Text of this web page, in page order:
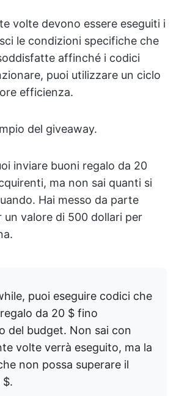
volte devono essere eseguiti i
le condizioni specifiche che
affinché i codici
puoi utilizzare un ciclo
efficienza.
del giveaway.
inviare buoni regalo da 20
ma non sai quanti si
Hai messo da parte
un valore di 500 dollari per
puoi eseguire codici che
da 20 $ fino
del budget. Non sai con
volte verrà eseguito, ma la
non possa superare il
$.